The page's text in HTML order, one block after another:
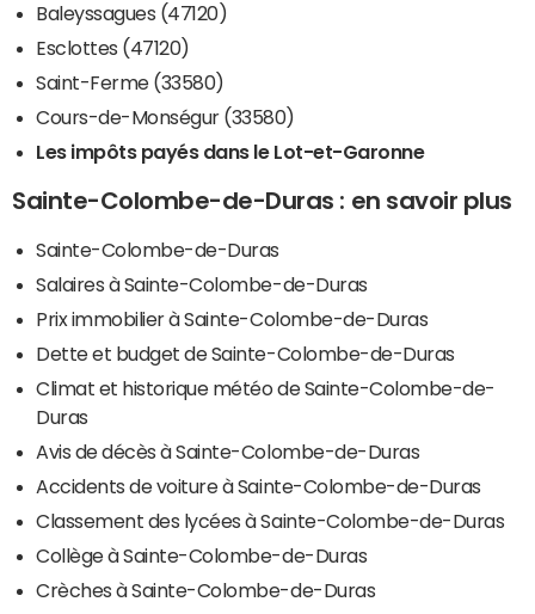
Baleyssagues (47120)
Esclottes (47120)
Saint-Ferme (33580)
Cours-de-Monségur (33580)
Les impôts payés dans le Lot-et-Garonne
Sainte-Colombe-de-Duras : en savoir plus
Sainte-Colombe-de-Duras
Salaires à Sainte-Colombe-de-Duras
Prix immobilier à Sainte-Colombe-de-Duras
Dette et budget de Sainte-Colombe-de-Duras
Climat et historique météo de Sainte-Colombe-de-
Duras
Avis de décès à Sainte-Colombe-de-Duras
Accidents de voiture à Sainte-Colombe-de-Duras
Classement des lycées à Sainte-Colombe-de-Duras
Collège à Sainte-Colombe-de-Duras
Crèches à Sainte-Colombe-de-Duras